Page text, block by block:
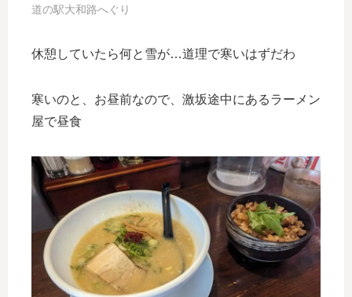
道の駅大和路へぐり
休憩していたら何と雪が…道理で寒いはずだわ
寒いのと、お昼前なので、激坂途中にあるラーメン
屋で昼食